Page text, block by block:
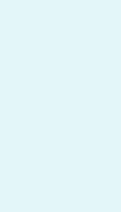
2026
être
?